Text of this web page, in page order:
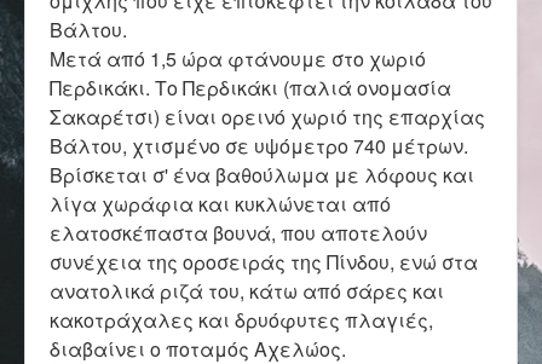
Βάλτου.
Μετά από 1,5 ώρα φτάνουμε στο χωριό
Περδικάκι. Το Περδικάκι (παλιά ονομασία
Σακαρέτσι) είναι ορεινό χωριό της επαρχίας
Βάλτου, χτισμένο σε υψόμετρο 740 μέτρων.
Βρίσκεται σ' ένα βαθούλωμα με λόφους και
λίγα χωράφια και κυκλώνεται από
ελατοσκέπαστα βουνά, που αποτελούν
συνέχεια της οροσειράς της Πίνδου, ενώ στα
ανατολικά ριζά του, κάτω από σάρες και
κακοτράχαλες και δρυόφυτες πλαγιές,
διαβαίνει ο ποταμός Αχελώος.